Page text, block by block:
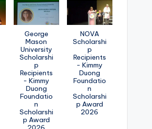
George
Mason
University
Scholarshi
p
Recipients
- Kimmy
Duong
Foundatio
n
Scholarshi
p Award
NOVA
Scholarshi
p
Recipients
- Kimmy
Duong
Foundatio
n
Scholarshi
p Award
2026